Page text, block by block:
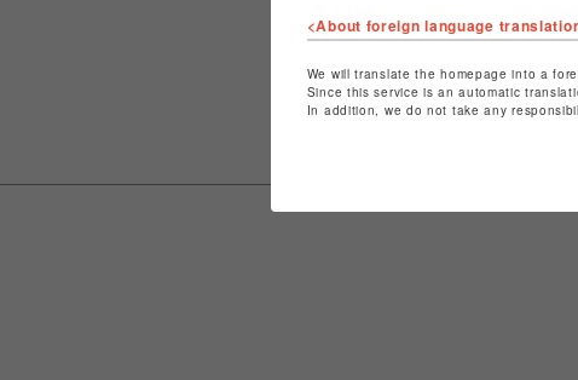
<About foreign language
We will translate the homepage into a
Since this service is an automatic
In addition, we do not take any